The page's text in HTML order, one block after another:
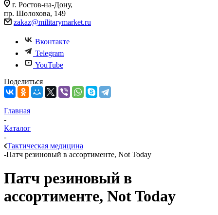
г. Ростов-на-Дону,
пр. Шолохова, 149
zakaz@militarymarket.ru
Вконтакте
Telegram
YouTube
Поделиться
Главная
-
Каталог
-
Тактическая медицина
-Патч резиновый в ассортименте, Not Today
Патч резиновый в
ассортименте, Not Today